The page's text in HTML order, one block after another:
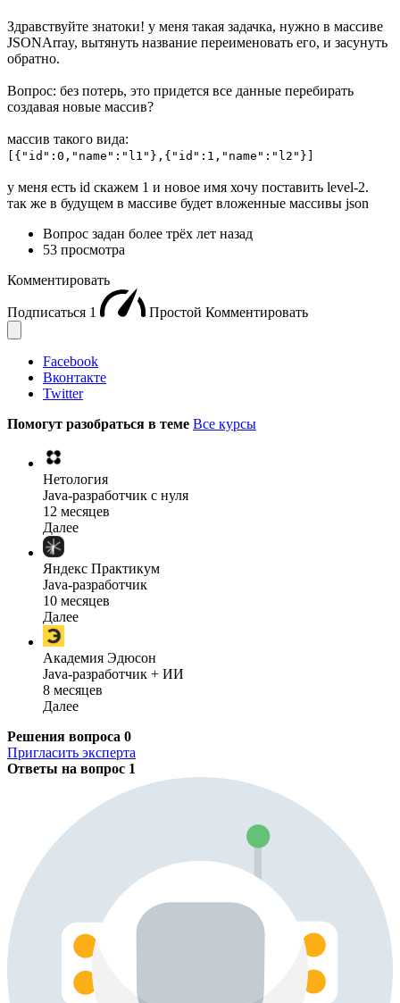
Здравствуйте знатоки! у меня такая задачка, нужно в массиве
JSONArray, вытянуть название переименовать его, и засунуть
обратно.
Вопрос: без потерь, это придется все данные перебирать
создавая новые массив?
массив такого вида:
[{"id":0,"name":"l1"},{"id":1,"name":"l2"}]
у меня есть id скажем 1 и новое имя хочу поставить level-2.
так же в будущем в массиве будет вложенные массивы json
Вопрос задан более трёх лет назад
53 просмотра
Комментировать
Подписаться 1 Простой Комментировать
Facebook
Вконтакте
Twitter
Помогут разобраться в теме Все курсы
Нетология
Java-разработчик с нуля
12 месяцев
Далее
Яндекс Практикум
Java-разработчик
10 месяцев
Далее
Академия Эдюсон
Java-разработчик + ИИ
8 месяцев
Далее
Решения вопроса 0
Пригласить эксперта
Ответы на вопрос 1